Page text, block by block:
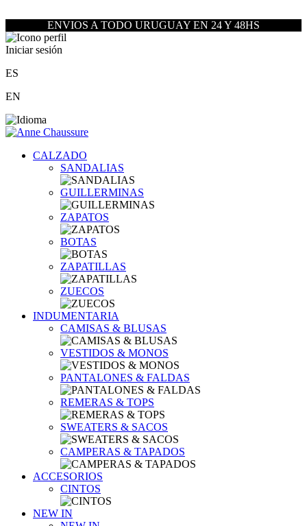
ENVIOS A TODO URUGUAY EN 24 Y 48HS
Iniciar sesión
ES
EN
CALZADO
SANDALIAS
GUILLERMINAS
ZAPATOS
BOTAS
ZAPATILLAS
ZUECOS
INDUMENTARIA
CAMISAS & BLUSAS
VESTIDOS & MONOS
PANTALONES & FALDAS
REMERAS & TOPS
SWEATERS & SACOS
CAMPERAS & TAPADOS
ACCESORIOS
CINTOS
NEW IN